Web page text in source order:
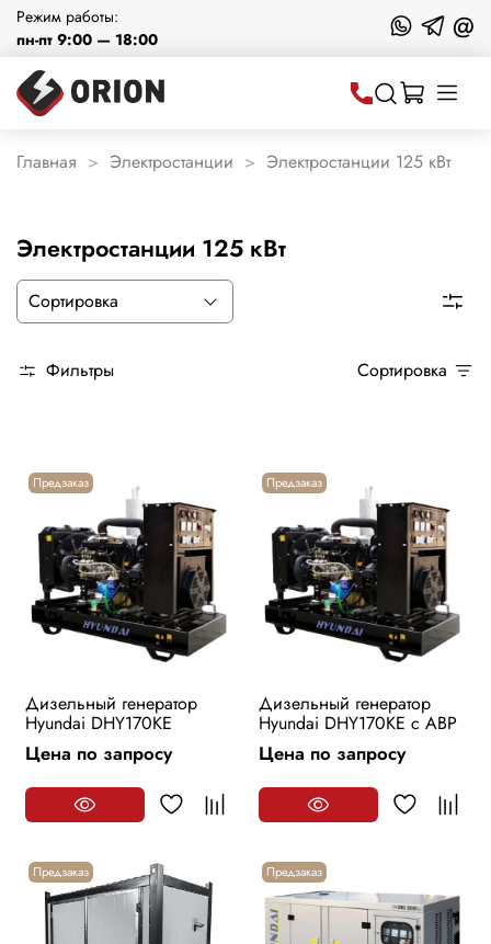
Режим работы:
пн-пт 9:00 — 18:00
@
Главная Электростанции Электростанции 125 кВт
Электростанции 125 кВт
Фильтры Сортировка
Предзаказ
Дизельный генератор
Hyundai DHY170KE
Цена по запросу
Предзаказ
Дизельный генератор
Hyundai DHY170KE с АВР
Цена по запросу
Предзаказ Предзаказ